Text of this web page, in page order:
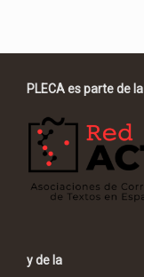
PLECA es parte de la
y de la